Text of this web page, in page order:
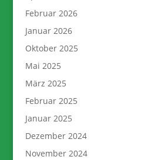
Februar 2026
Januar 2026
Oktober 2025
Mai 2025
März 2025
Februar 2025
Januar 2025
Dezember 2024
November 2024